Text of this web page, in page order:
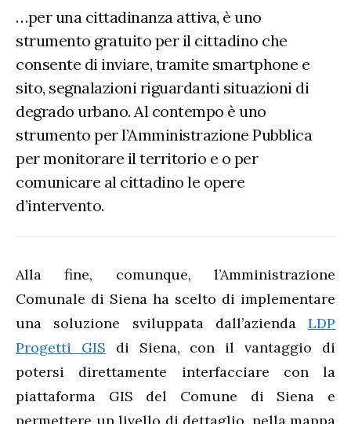
…per una cittadinanza attiva, è uno
strumento gratuito per il cittadino che
consente di inviare, tramite smartphone e
sito, segnalazioni riguardanti situazioni di
degrado urbano. Al contempo è uno
strumento per l’Amministrazione Pubblica
per monitorare il territorio e o per
comunicare al cittadino le opere
d’intervento.
Alla fine, comunque, l’Amministrazione
Comunale di Siena ha scelto di implementare
una soluzione sviluppata dall’azienda LDP
Progetti GIS di Siena, con il vantaggio di
potersi direttamente interfacciare con la
piattaforma GIS del Comune di Siena e